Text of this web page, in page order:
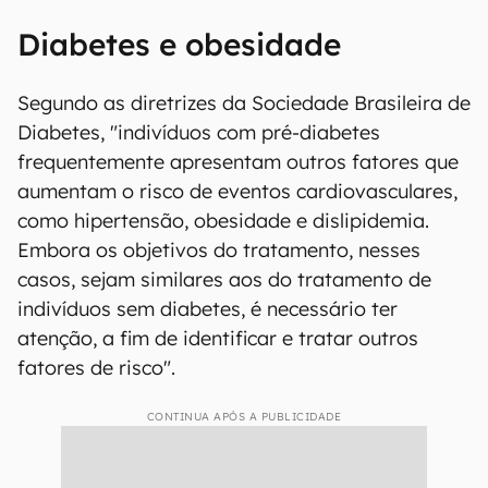
Diabetes e obesidade
Segundo as diretrizes da Sociedade Brasileira de
Diabetes, "indivíduos com pré-diabetes
frequentemente apresentam outros fatores que
aumentam o risco de eventos cardiovasculares,
como hipertensão, obesidade e dislipidemia.
Embora os objetivos do tratamento, nesses
casos, sejam similares aos do tratamento de
indivíduos sem diabetes, é necessário ter
atenção, a fim de identificar e tratar outros
fatores de risco".
CONTINUA APÓS A PUBLICIDADE